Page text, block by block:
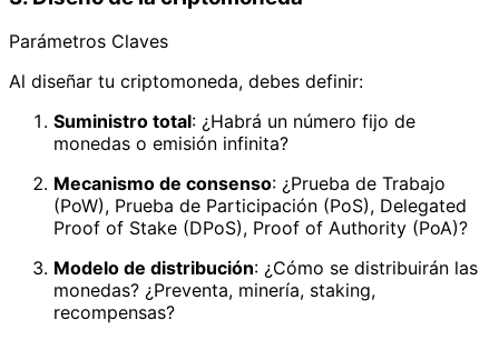
Parámetros Claves
Al diseñar tu criptomoneda, debes definir:
Suministro total: ¿Habrá un número fijo de
monedas o emisión infinita?
Mecanismo de consenso: ¿Prueba de Trabajo
(PoW), Prueba de Participación (PoS), Delegated
Proof of Stake (DPoS), Proof of Authority (PoA)?
Modelo de distribución: ¿Cómo se distribuirán las
monedas? ¿Preventa, minería, staking,
recompensas?